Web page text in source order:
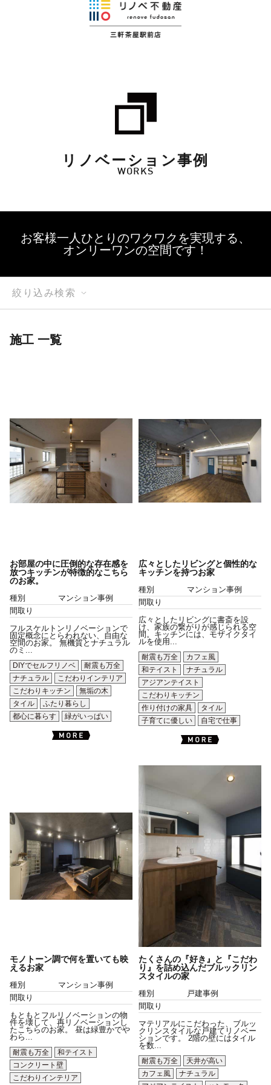
リノベーション事例
WORKS
お客様一人ひとりのワクワクを実現する、
オンリーワンの空間です！
絞り込み検索
施工 一覧
お部屋の中に圧倒的な存在感を
放つキッチンが特徴的なこちら
のお家。
種別
マンション事例
間取り
フルスケルトンリノベーションで
固定概念にとらわれない、自由な
空間のお家。 無機質とナチュラル
のミ...
DIYでセルフリノベ
耐震も万全
ナチュラル
こだわりインテリア
こだわりキッチン
無垢の木
タイル
ふたり暮らし
都心に暮らす
緑がいっぱい
広々としたリビングと個性的な
キッチンを持つお家
種別
マンション事例
間取り
広々としたリビングに書斎を設
け、家族の繋がりが感じられる空
間。キッチンには、モザイクタイ
ルを使用...
耐震も万全
カフェ風
和テイスト
ナチュラル
アジアンテイスト
こだわりキッチン
作り付けの家具
タイル
子育てに優しい
自宅で仕事
モノトーン調で何を置いても映
えるお家
種別
マンション事例
間取り
もともとフルリノベーションの物
件を壊して、再リノベーションし
たこちらのお家。 昼は緑豊かでや
わら...
耐震も万全
和テイスト
コンクリート壁
こだわりインテリア
たくさんの『好き』と『こだわ
り』を詰め込んだブルックリン
スタイルの家
種別
戸建事例
間取り
マテリアルにこだわった、ブルッ
クリンスタイルな戸建てリノベー
ションです。 2階の壁にはタイル
を数...
耐震も万全
天井が高い
カフェ風
ナチュラル